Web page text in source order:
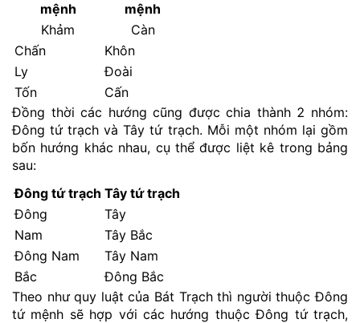
mệnh
mệnh
Khảm
Càn
Chấn
Khôn
Ly
Đoài
Tốn
Cấn
Đồng thời các hướng cũng được chia thành 2 nhóm:
Đông tứ trạch và Tây tứ trạch. Mỗi một nhóm lại gồm
bốn hướng khác nhau, cụ thể được liệt kê trong bảng
sau:
Đông tứ trạch Tây tứ trạch
Đông
Tây
Nam
Tây Bắc
Đông Nam
Tây Nam
Bắc
Đông Bắc
Theo như quy luật của Bát Trạch thì người thuộc Đông
tứ mệnh sẽ hợp với các hướng thuộc Đông tứ trạch,